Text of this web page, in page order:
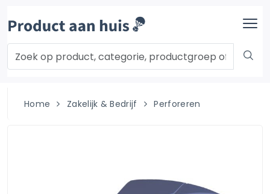
Home Zakelijk & Bedrijf Perforeren